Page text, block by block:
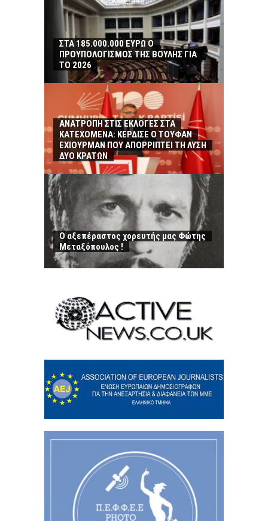
ΣΤΑ 185.000.000 ΕΥΡΩ Ο
ΠΡΟΥΠΟΛΟΓΙΣΜΟΣ ΤΗΣ ΒΟΥΛΗΣ ΓΙΑ
ΤΟ 2026
ΑΝΑΤΡΟΠΗ ΣΤΙΣ ΕΚΛΟΓΕΣ ΣΤΑ
ΚΑΤΕΧΟΜΕΝΑ: ΚΕΡΔΙΣΕ Ο ΤΟΥΦΑΝ
ΕΧΙΟΥΡΜΑΝ ΠΟΥ ΑΠΟΡΡΙΠΤΕΙ ΤΗ ΛΥΣΗ
ΔΥΟ ΚΡΑΤΩΝ
Ο αξεπέραστος χορευτής μας Φώτης
Μεταξόπουλος !